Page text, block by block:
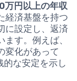
万円以上の年収
経済基盤を持つ
に設定し、返済
す。例えば、
変化があって
な安定を示し